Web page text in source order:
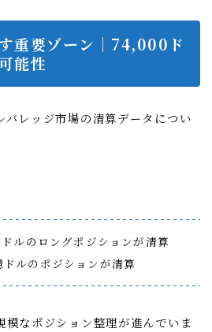
重要ゾーン｜74,000ド
能性
バレッジ市場の清算データについ
ルのロングポジションが清算
ルのポジションが清算
模なポジション整理が進んでいま